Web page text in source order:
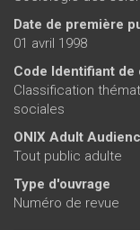
Date de première
01 avril 1998
Code Identifiant
Classification
sociales
ONIX Adult
Tout public adulte
Type d'ouvrage
Numéro de revue